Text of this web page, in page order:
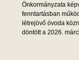
Önkormányzata
fenntartásban
létrejövő óvoda
döntött a 2026.